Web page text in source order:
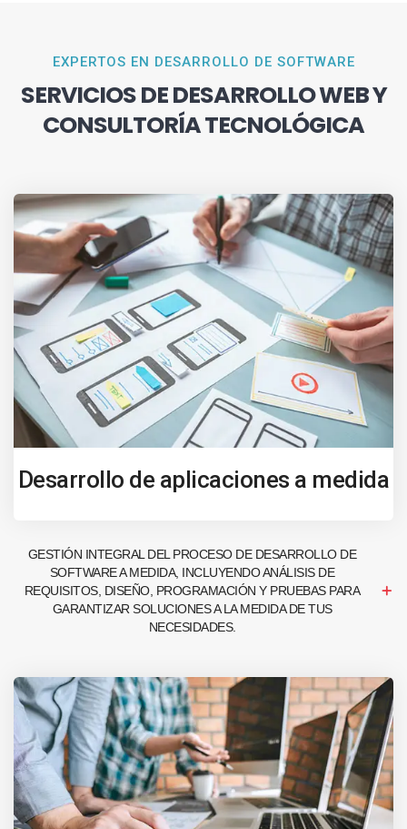
EXPERTOS EN DESARROLLO DE SOFTWARE
SERVICIOS DE DESARROLLO WEB Y
CONSULTORÍA TECNOLÓGICA
Desarrollo de aplicaciones a medida
GESTIÓN INTEGRAL DEL PROCESO DE DESARROLLO DE
SOFTWARE A MEDIDA, INCLUYENDO ANÁLISIS DE
REQUISITOS, DISEÑO, PROGRAMACIÓN Y PRUEBAS PARA
GARANTIZAR SOLUCIONES A LA MEDIDA DE TUS
NECESIDADES.